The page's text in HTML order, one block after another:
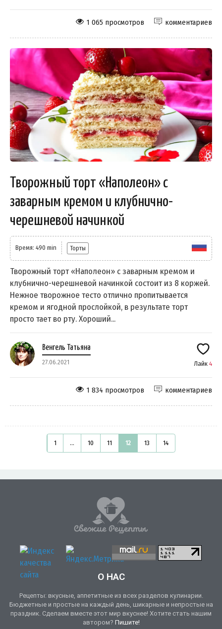
комментариев
1 065 просмотров
Творожный торт «Наполеон» с
заварным кремом и клубнично-
черешневой начинкой
Время: 490 min Торты
Творожный торт «Наполеон» с заварным кремом и
клубнично-черешневой начинкой состоит из 8 коржей.
Нежное творожное тесто отлично пропитывается
кремом и ягодной прослойкой, в результате торт
просто тает во рту. Хороший...
Венгель Татьяна
27.06.2021 Лайк 4
комментариев
1 834 просмотров
1 ... 10 11 12 13 14
О НАС
Рецепты: вкусные, аппетитные из всех разделов кулинарии.
Бюджетные и простые на каждый день, шикарные и непростые на
праздник. Сделаем вместе этот мир вкуснее! Хотите стать нашим
автором? Пишите!